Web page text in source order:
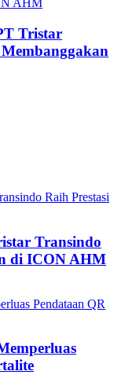
Tristar
Transindo
di ICON AHM